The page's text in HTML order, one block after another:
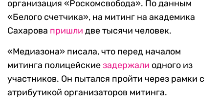
организация «Роскомсвобода». По данным
«Белого счетчика», на митинг на академика
Сахарова пришли две тысячи человек.
«Медиазона» писала, что перед началом
митинга полицейскиезадержали одного из
участников. Он пытался пройти через рамки с
атрибутикой организаторов митинга.